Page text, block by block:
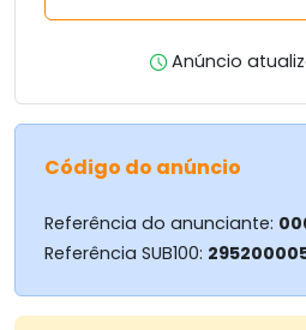
Anúncio
Código do anúncio
Referência do anunciante:
Referência SUB100: